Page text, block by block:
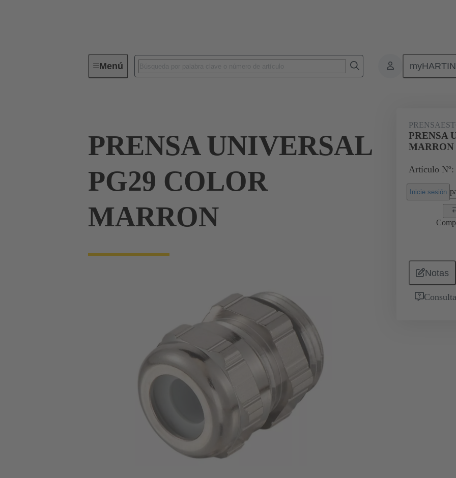
MenúConectores industriales / Han® Accesorios Prensaestopas
PRENSA UNIVERSAL
PG29 COLOR
MARRON
PRENSA
MARRON
Artículo Nº:
Inicie sesión
Notas